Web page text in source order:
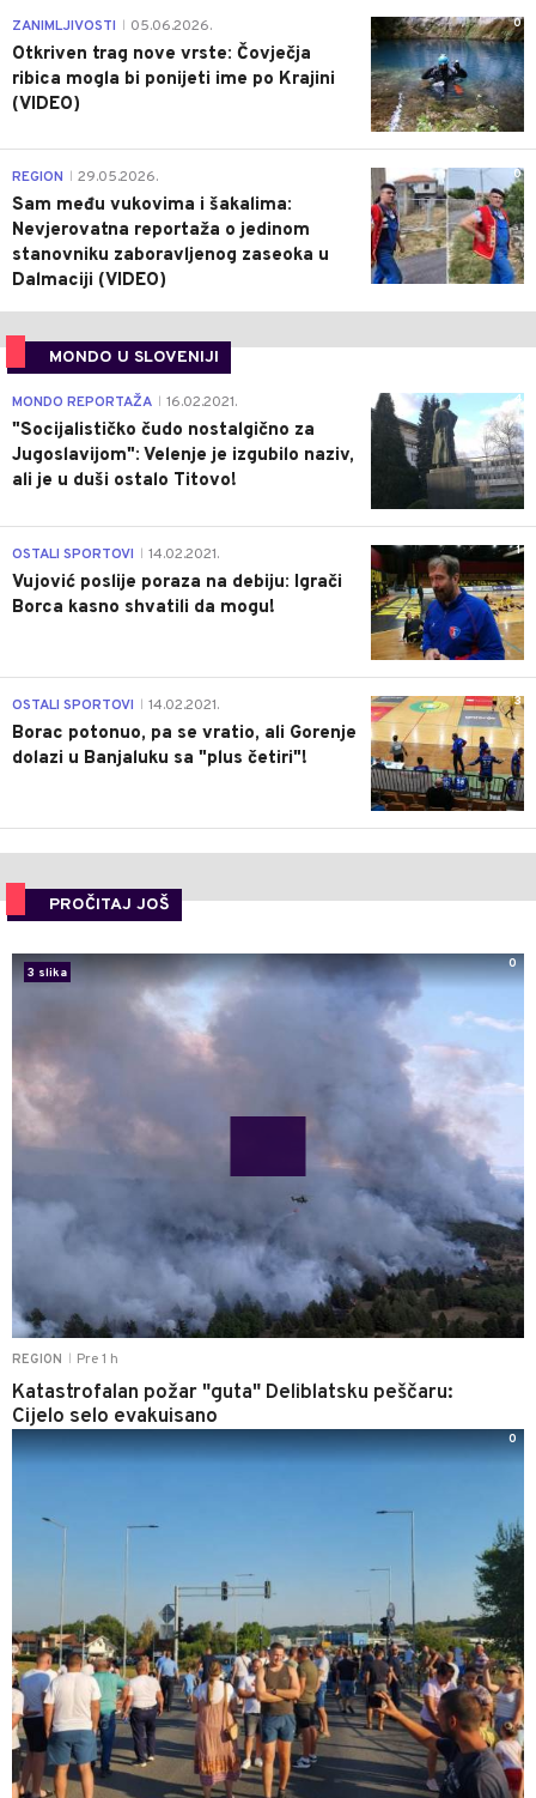
0
ZANIMLJIVOSTI 05.06.2026.
Otkriven trag nove vrste: Čovječja
ribica mogla bi ponijeti ime po Krajini
(VIDEO)
0
REGION 29.05.2026.
Sam među vukovima i šakalima:
Nevjerovatna reportaža o jedinom
stanovniku zaboravljenog zaseoka u
Dalmaciji (VIDEO)
MONDO U SLOVENIJI
4
MONDO REPORTAŽA 16.02.2021.
"Socijalističko čudo nostalgično za
Jugoslavijom": Velenje je izgubilo naziv,
ali je u duši ostalo Titovo!
1
OSTALI SPORTOVI 14.02.2021.
Vujović poslije poraza na debiju: Igrači
Borca kasno shvatili da mogu!
3
OSTALI SPORTOVI 14.02.2021.
Borac potonuo, pa se vratio, ali Gorenje
dolazi u Banjaluku sa "plus četiri"!
PROČITAJ JOŠ
REGION Pre 1 h
Katastrofalan požar "guta" Deliblatsku peščaru:
Cijelo selo evakuisano
3 slika
0
0